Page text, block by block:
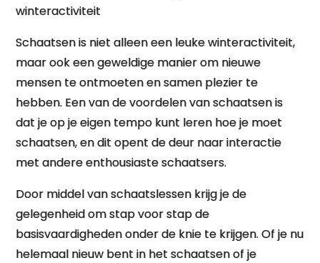
winteractiviteit
Schaatsen is niet alleen een leuke winteractiviteit,
maar ook een geweldige manier om nieuwe
mensen te ontmoeten en samen plezier te
hebben. Een van de voordelen van schaatsen is
dat je op je eigen tempo kunt leren hoe je moet
schaatsen, en dit opent de deur naar interactie
met andere enthousiaste schaatsers.
Door middel van schaatslessen krijg je de
gelegenheid om stap voor stap de
basisvaardigheden onder de knie te krijgen. Of je nu
helemaal nieuw bent in het schaatsen of je